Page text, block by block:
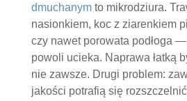
dmuchanymto mikrodziura.
nasionkiem, koc z ziarenkiem
czy nawet porowata podłoga
powoli ucieka. Naprawa łatką
nie zawsze. Drugi problem:
jakości potrafią się